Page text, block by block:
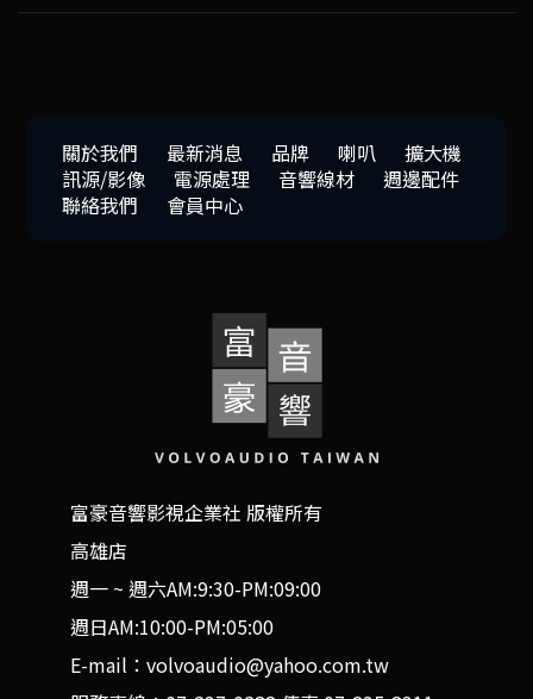
關於我們 最新消息 品牌 喇叭
擴大機
訊源/影像
電源處理 音響線材
週邊配件
聯絡我們
會員中心
富豪音響影視企業社 版權所有
高雄店
週一 ~ 週六AM:9:30-PM:09:00
週日AM:10:00-PM:05:00
E-mail：volvoaudio@yahoo.com.tw